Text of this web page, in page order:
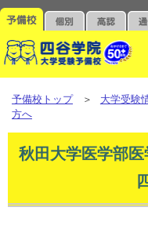
予備校トップ＞大学受験
方へ
秋田大学医学部